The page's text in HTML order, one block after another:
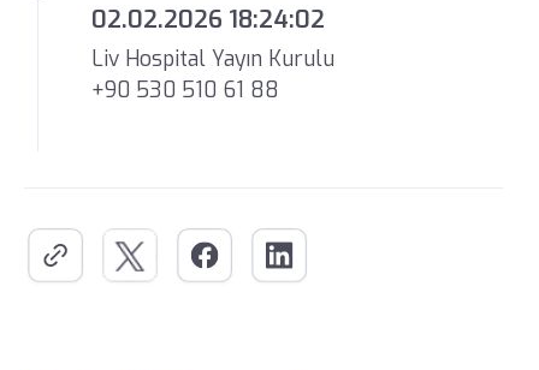
02.02.2026 18:24:02
Liv Hospital Yayın Kurulu
+90 530 510 61 88